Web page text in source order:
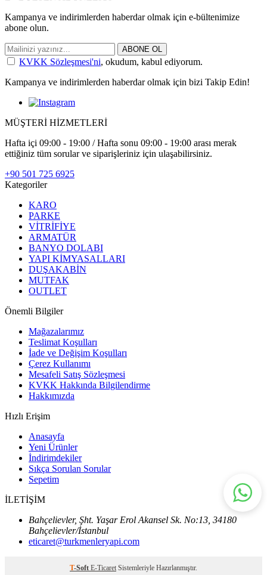
Kampanya ve indirimlerden haberdar olmak için e-bültenimize
abone olun.
ABONE OL
KVKK Sözleşmesi'ni, okudum, kabul ediyorum.
Kampanya ve indirimlerden haberdar olmak için bizi Takip Edin!
MÜŞTERİ HİZMETLERİ
Hafta içi 09:00 - 19:00 / Hafta sonu 09:00 - 19:00 arası merak
ettiğiniz tüm sorular ve siparişleriniz için ulaşabilirsiniz.
+90 501 725 6925
Kategoriler
KARO
PARKE
VİTRİFİYE
ARMATÜR
BANYO DOLABI
YAPI KİMYASALLARI
DUŞAKABİN
MUTFAK
OUTLET
Önemli Bilgiler
Mağazalarımız
Teslimat Koşulları
İade ve Değişim Koşulları
Çerez Kullanımı
Mesafeli Satış Sözleşmesi
KVKK Hakkında Bilgilendirme
Hakkımızda
Hızlı Erişim
Anasayfa
Yeni Ürünler
İndirimdekiler
Sıkça Sorulan Sorular
Sepetim
İLETİŞİM
Bahçelievler, Şht. Yaşar Erol Akansel Sk. No:13, 34180
Bahçelievler/İstanbul
eticaret@turkmenleryapi.com
T-Soft E-Ticaret Sistemleriyle Hazırlanmıştır.